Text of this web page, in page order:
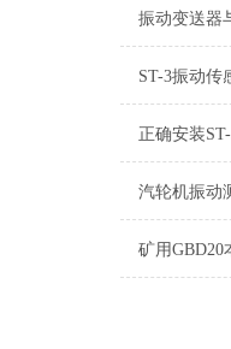
振动变送器
汽轮机振动